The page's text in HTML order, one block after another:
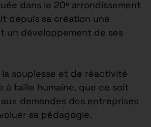
dans le 20ᵉ arrondissement
depuis sa création une
un développement de ses
la souplesse et de réactivité
à taille humaine, que ce soit
demandes des entreprises
sa pédagogie.